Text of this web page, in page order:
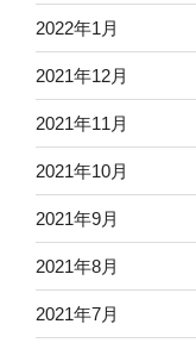
2022年1月
2021年12月
2021年11月
2021年10月
2021年9月
2021年8月
2021年7月